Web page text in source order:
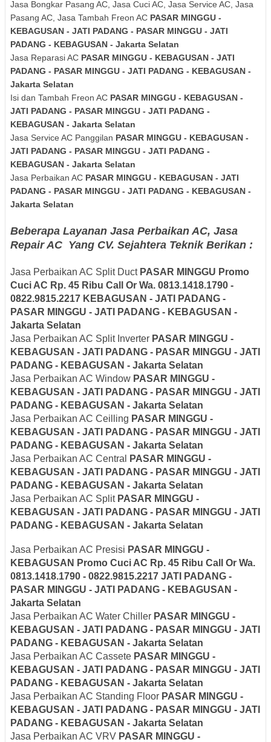
Jasa Bongkar Pasang AC, Jasa Cuci AC, Jasa Service AC, Jasa
Pasang AC, Jasa Tambah Freon AC PASAR MINGGU -
KEBAGUSAN - JATI PADANG - PASAR MINGGU - JATI
PADANG - KEBAGUSAN - Jakarta Selatan
Jasa Reparasi AC PASAR MINGGU - KEBAGUSAN - JATI
PADANG - PASAR MINGGU - JATI PADANG - KEBAGUSAN -
Jakarta Selatan
Isi dan Tambah Freon AC PASAR MINGGU - KEBAGUSAN -
JATI PADANG - PASAR MINGGU - JATI PADANG -
KEBAGUSAN - Jakarta Selatan
Jasa Service AC Panggilan PASAR MINGGU - KEBAGUSAN -
JATI PADANG - PASAR MINGGU - JATI PADANG -
KEBAGUSAN - Jakarta Selatan
Jasa Perbaikan AC PASAR MINGGU - KEBAGUSAN - JATI
PADANG - PASAR MINGGU - JATI PADANG - KEBAGUSAN -
Jakarta Selatan
Beberapa Layanan Jasa Perbaikan AC, Jasa
Repair AC Yang CV. Sejahtera Teknik Berikan :
Jasa Perbaikan AC Split Duct PASAR MINGGU Promo
Cuci AC Rp. 45 Ribu Call Or Wa. 0813.1418.1790 -
0822.9815.2217 KEBAGUSAN - JATI PADANG -
PASAR MINGGU - JATI PADANG - KEBAGUSAN -
Jakarta Selatan
Jasa Perbaikan AC Split Inverter PASAR MINGGU -
KEBAGUSAN - JATI PADANG - PASAR MINGGU - JATI
PADANG - KEBAGUSAN - Jakarta Selatan
Jasa Perbaikan AC Window PASAR MINGGU -
KEBAGUSAN - JATI PADANG - PASAR MINGGU - JATI
PADANG - KEBAGUSAN - Jakarta Selatan
Jasa Perbaikan AC Ceilling PASAR MINGGU -
KEBAGUSAN - JATI PADANG - PASAR MINGGU - JATI
PADANG - KEBAGUSAN - Jakarta Selatan
Jasa Perbaikan AC Central
PASAR MINGGU -
KEBAGUSAN - JATI PADANG - PASAR MINGGU - JATI
PADANG - KEBAGUSAN - Jakarta Selatan
Jasa Perbaikan AC Split PASAR MINGGU -
KEBAGUSAN - JATI PADANG - PASAR MINGGU - JATI
PADANG - KEBAGUSAN - Jakarta Selatan
Jasa Perbaikan AC Presisi PASAR MINGGU -
KEBAGUSAN Promo Cuci AC Rp. 45 Ribu Call Or Wa.
0813.1418.1790 - 0822.9815.2217 JATI PADANG -
PASAR MINGGU - JATI PADANG - KEBAGUSAN -
Jakarta Selatan
Jasa Perbaikan AC Water Chiller PASAR MINGGU -
KEBAGUSAN - JATI PADANG - PASAR MINGGU - JATI
PADANG - KEBAGUSAN - Jakarta Selatan
Jasa Perbaikan AC Cassete PASAR MINGGU -
KEBAGUSAN - JATI PADANG - PASAR MINGGU - JATI
PADANG - KEBAGUSAN - Jakarta Selatan
Jasa Perbaikan AC Standing Floor PASAR MINGGU -
KEBAGUSAN - JATI PADANG - PASAR MINGGU - JATI
PADANG - KEBAGUSAN - Jakarta Selatan
Jasa Perbaikan AC VRV PASAR MINGGU -